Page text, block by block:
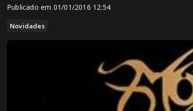
Publicado em 01/01/2016 12:54
Novidades